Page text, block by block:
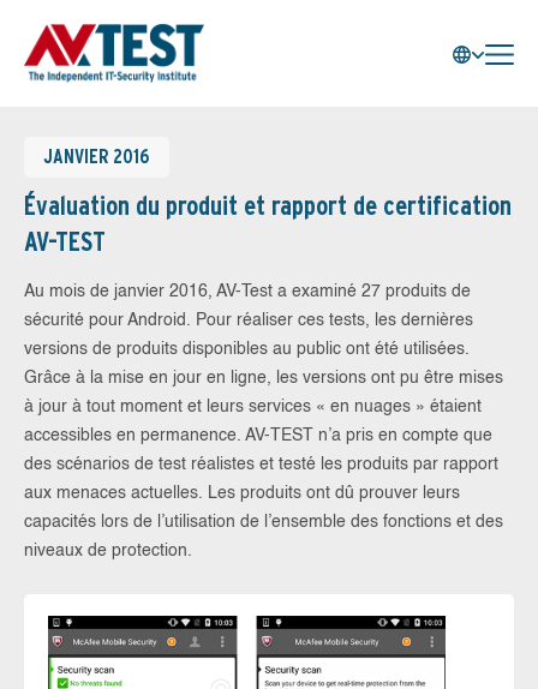
JANVIER 2016
Évaluation du produit et rapport de certification
AV-TEST
Au mois de janvier 2016, AV-Test a examiné 27 produits de
sécurité pour Android. Pour réaliser ces tests, les dernières
versions de produits disponibles au public ont été utilisées.
Grâce à la mise en jour en ligne, les versions ont pu être mises
à jour à tout moment et leurs services « en nuages » étaient
accessibles en permanence. AV-TEST n’a pris en compte que
des scénarios de test réalistes et testé les produits par rapport
aux menaces actuelles. Les produits ont dû prouver leurs
capacités lors de l’utilisation de l’ensemble des fonctions et des
niveaux de protection.